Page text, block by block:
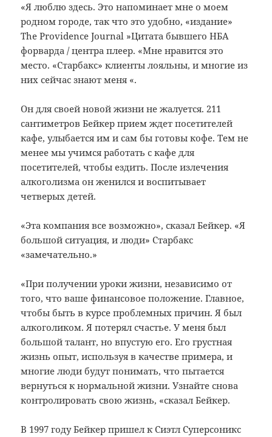
«Я люблюздесь.Это напоминает мне о моем
родном городе, так что это удобно, «издание»
The Providence Journal »Цитата бывшего НБА
форварда / центра плеер. «Мне нравится это
место. «Старбакс» клиенты лояльны, и многие из
них сейчас знают меня «.
Он для своей новой жизни не жалуется.211
сантиметров Бейкер прием ждет посетителей
кафе, улыбается им и сам бы готовы кофе.Тем не
менее мы учимся работать с кафе для
посетителей, чтобы ездить.После излечения
алкоголизма он женился и воспитывает
четверых детей.
«Эта компания все возможно», сказал Бейкер. «Я
большой ситуация, и люди» Старбакс
«замечательно.»
«При получении уроки жизни, независимо от
того, что ваше финансовое положение.Главное,
чтобы быть в курсе проблемных причин.Я был
алкоголиком.Я потерял счастье.У меня был
большой талант, но впустую его.Его грустная
жизнь опыт, используя в качестве примера, и
многие люди будут понимать, что пытается
вернуться к нормальной жизни.Узнайте снова
контролировать свою жизнь, «сказал Бейкер.
В 1997 году Бейкер пришел к Сиэтл Суперсоникс